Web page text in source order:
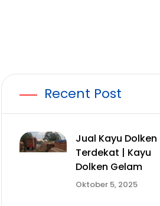
Recent Post
Jual Kayu Dolken
Terdekat | Kayu
Dolken Gelam
Oktober 5, 2025